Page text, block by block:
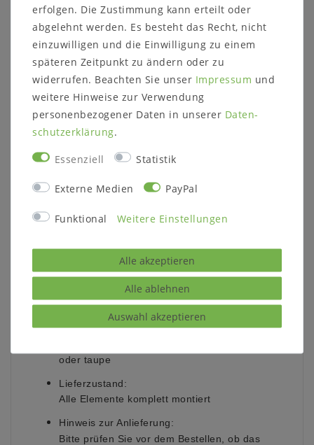
Tiefe: 40 cm
Weitere Informationen zum Programm:
Holzart:
Wildeiche massiv
Massivholz ist ein organisches Material, das
sich an die jeweiligen Umgebungsbedingungen
anpasst. Im Laufe der Zeit können
Farbveränderungen
entstehen, verstärkt durch
auch Temperatur und Luftfeuchtigkeit der
farblich verändern und die Äste werden
und ein Verziehen des Holzes sind
typisch für diesen natürlichen Werkstoff.
Oberflächenbehandlung (wahlweise):
Wildeiche massiv natur g eölt
geölt (Abbildung)
oder taupe
Lieferzustand:
Alle Elemente komplett montiert
Hinweis zur Anlieferung:
Bitte prüfen Sie vor dem Bestellen, ob das
erfolgen. Die Zustimmung kann erteilt oder
abgelehnt werden. Es besteht das Recht, nicht
einzuwilligen und die Einwilligung zu einem
späteren Zeitpunkt zu ändern oder zu
widerrufen. Beachten Sie unser Impressum und
weitere Hinweise zur Verwendung
personenbezogener Daten in unserer Daten­
schutz­erklärung.
Essenziell Statistik
Externe Medien PayPal
Funktional Weitere Einstellungen
Alle akzeptieren
Alle ablehnen
Auswahl akzeptieren